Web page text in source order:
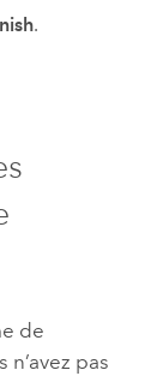
.
de
pas